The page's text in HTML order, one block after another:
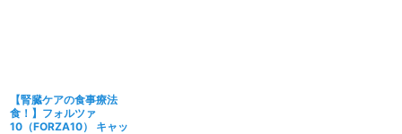
【腎臓ケアの食事療法
食！】フォルツァ
10（FORZA10） キャッ